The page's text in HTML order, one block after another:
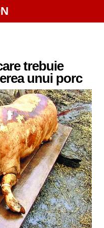
trebuie
unui porc